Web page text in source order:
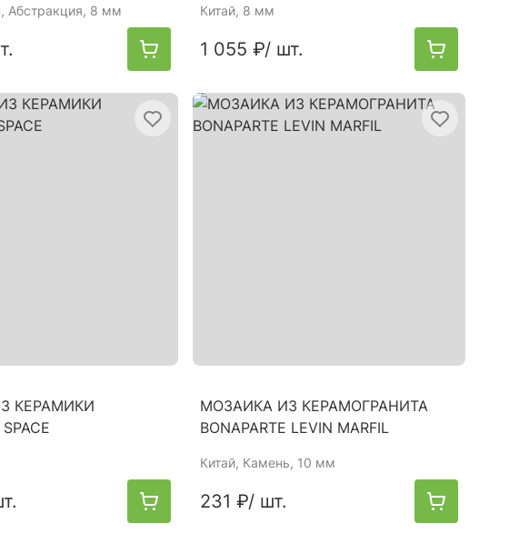
Абстракция, 8 мм Китай, 8 мм
1 055 ₽/ шт.
КЕРАМИКИ
МОЗАИКА ИЗ КЕРАМОГРАНИТА
BONAPARTE LEVIN MARFIL
Китай, Камень, 10 мм
231 ₽/ шт.